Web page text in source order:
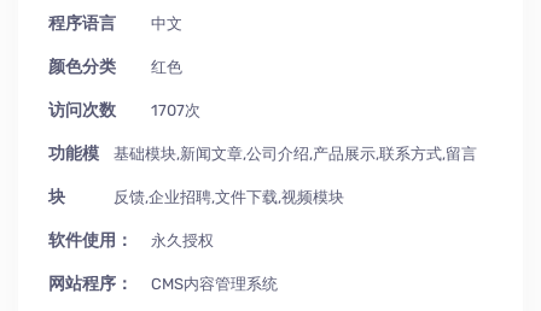
程序语言 中文
颜色分类 红色
访问次数 1707次
功能模
块
基础模块,新闻文章,公司介绍,产品展示,联系方式,留言
反馈,企业招聘,文件下载,视频模块
软件使用： 永久授权
网站程序： CMS内容管理系统